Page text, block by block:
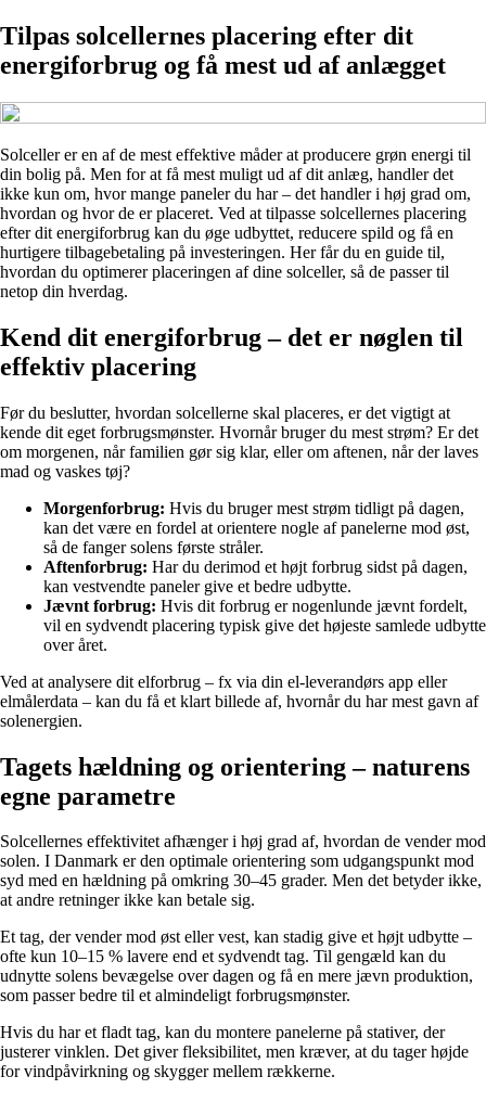
Tilpas solcellernes placering efter dit
energiforbrug og få mest ud af anlægget
Solceller er en af de mest effektive måder at producere grøn energi til
din bolig på. Men for at få mest muligt ud af dit anlæg, handler det
ikke kun om, hvor mange paneler du har – det handler i høj grad om,
hvordan og hvor de er placeret. Ved at tilpasse solcellernes placering
efter dit energiforbrug kan du øge udbyttet, reducere spild og få en
hurtigere tilbagebetaling på investeringen. Her får du en guide til,
hvordan du optimerer placeringen af dine solceller, så de passer til
netop din hverdag.
Kend dit energiforbrug – det er nøglen til
effektiv placering
Før du beslutter, hvordan solcellerne skal placeres, er det vigtigt at
kende dit eget forbrugsmønster. Hvornår bruger du mest strøm? Er det
om morgenen, når familien gør sig klar, eller om aftenen, når der laves
mad og vaskes tøj?
Morgenforbrug: Hvis du bruger mest strøm tidligt på dagen,
kan det være en fordel at orientere nogle af panelerne mod øst,
så de fanger solens første stråler.
Aftenforbrug: Har du derimod et højt forbrug sidst på dagen,
kan vestvendte paneler give et bedre udbytte.
Jævnt forbrug: Hvis dit forbrug er nogenlunde jævnt fordelt,
vil en sydvendt placering typisk give det højeste samlede udbytte
over året.
Ved at analysere dit elforbrug – fx via din el-leverandørs app eller
elmålerdata – kan du få et klart billede af, hvornår du har mest gavn af
solenergien.
Tagets hældning og orientering – naturens
egne parametre
Solcellernes effektivitet afhænger i høj grad af, hvordan de vender mod
solen. I Danmark er den optimale orientering som udgangspunkt mod
syd med en hældning på omkring 30–45 grader. Men det betyder ikke,
at andre retninger ikke kan betale sig.
Et tag, der vender mod øst eller vest, kan stadig give et højt udbytte –
ofte kun 10–15 % lavere end et sydvendt tag. Til gengæld kan du
udnytte solens bevægelse over dagen og få en mere jævn produktion,
som passer bedre til et almindeligt forbrugsmønster.
Hvis du har et fladt tag, kan du montere panelerne på stativer, der
justerer vinklen. Det giver fleksibilitet, men kræver, at du tager højde
for vindpåvirkning og skygger mellem rækkerne.